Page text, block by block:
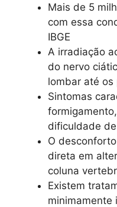
Mais de 5
com essa
IBGE
A irradiação
do nervo
lombar até os
Sintomas
dificuldade
O
direta em
coluna
Existem
minimamente